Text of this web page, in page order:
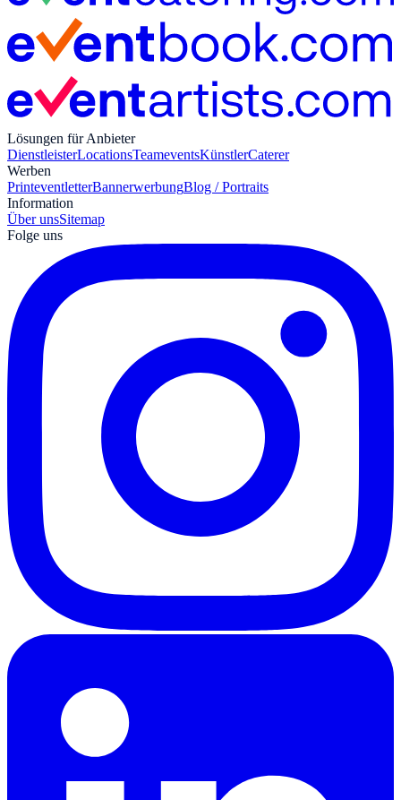
Lösungen für Anbieter
DienstleisterLocationsTeameventsKünstlerCaterer
Werben
PrinteventletterBannerwerbungBlog / Portraits
Information
Über unsSitemap
Folge uns